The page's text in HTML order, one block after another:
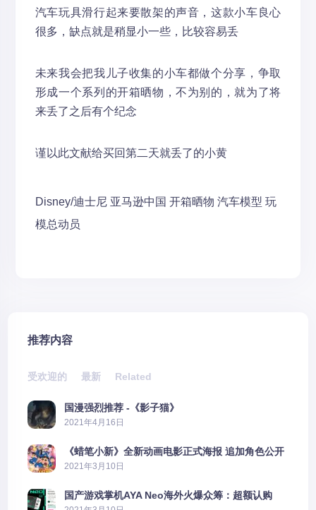
汽车玩具滑行起来要散架的声音，这款小车良心
很多，缺点就是稍显小一些，比较容易丢
未来我会把我儿子收集的小车都做个分享，争取
形成一个系列的开箱晒物，不为别的，就为了将
来丢了之后有个纪念
谨以此文献给买回第二天就丢了的小黄
Disney/迪士尼 亚马逊中国 开箱晒物 汽车模型 玩
模总动员
推荐内容
受欢迎的 最新 Related
国漫强烈推荐 -《影子猫》
2021年4月16日
《蜡笔小新》全新动画电影正式海报 追加角色公开
2021年3月10日
国产游戏掌机AYA Neo海外火爆众筹：超额认购